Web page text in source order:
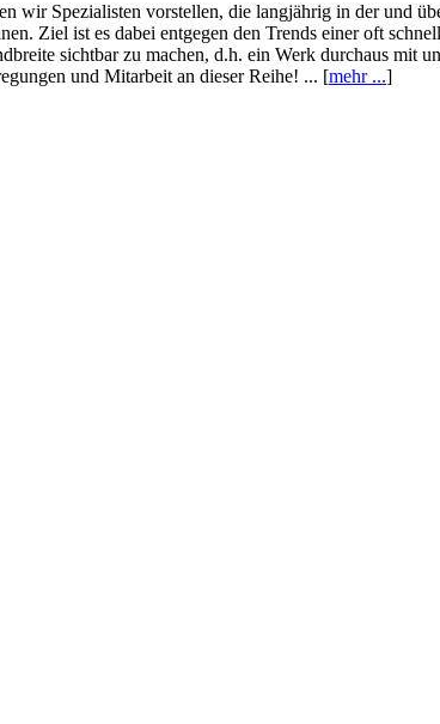
wir Spezialisten vorstellen, die langjährig in der und
Ziel ist es dabei entgegen den Trends einer oft
sichtbar zu machen, d.h. ein Werk durchaus mit
und Mitarbeit an dieser Reihe! ... [mehr ...]